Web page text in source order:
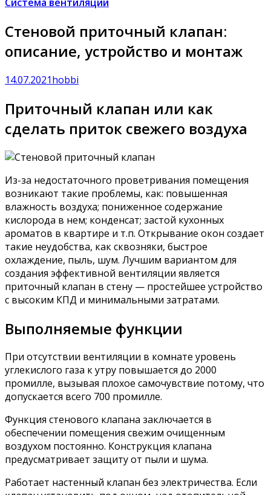
Стеновой приточный клапан:
описание, устройство и монтаж
14.07.2021hobbi
Приточный клапан или как
сделать приток свежего воздуха
Из-за недостаточного проветривания помещения
возникают такие проблемы, как: повышенная
влажность воздуха; пониженное содержание
кислорода в нем; конденсат; застой кухонных
ароматов в квартире и т.п. Открывание окон создает
такие неудобства, как сквозняки, быстрое
охлаждение, пыль, шум. Лучшим вариантом для
создания эффективной вентиляции является
приточный клапан в стену — простейшее устройство
с высоким КПД и минимальными затратами.
Выполняемые функции
При отсутствии вентиляции в комнате уровень
углекислого газа к утру повышается до 2000
промилле, вызывая плохое самочувствие потому, что
допускается всего 700 промилле.
Функция стенового клапана заключается в
обеспечении помещения свежим очищенным
воздухом постоянно. Конструкция клапана
предусматривает защиту от пыли и шума.
Работает настенный клапан без электричества. Если